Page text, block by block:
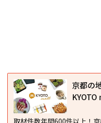
京都の
KYOTO
取材件数年間600件以上！